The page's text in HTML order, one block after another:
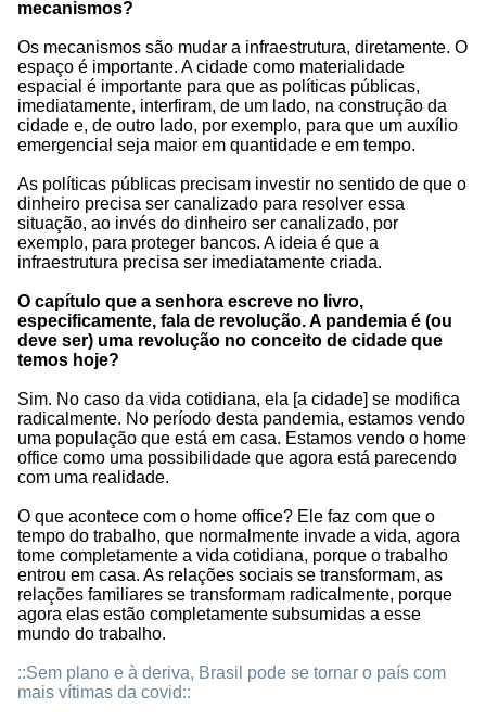
mecanismos?
Os mecanismos são mudar a infraestrutura, diretamente. O
espaço é importante. A cidade como materialidade
espacial é importante para que as políticas públicas,
imediatamente, interfiram, de um lado, na construção da
cidade e, de outro lado, por exemplo, para que um auxílio
emergencial seja maior em quantidade e em tempo.
As políticas públicas precisam investir no sentido de que o
dinheiro precisa ser canalizado para resolver essa
situação, ao invés do dinheiro ser canalizado, por
exemplo, para proteger bancos. A ideia é que a
infraestrutura precisa ser imediatamente criada.
O capítulo que a senhora escreve no livro,
especificamente, fala de revolução. A pandemia é (ou
deve ser) uma revolução no conceito de cidade que
temos hoje?
Sim. No caso da vida cotidiana, ela [a cidade] se modifica
radicalmente. No período desta pandemia, estamos vendo
uma população que está em casa. Estamos vendo o home
office como uma possibilidade que agora está parecendo
com uma realidade.
O que acontece com o home office? Ele faz com que o
tempo do trabalho, que normalmente invade a vida, agora
tome completamente a vida cotidiana, porque o trabalho
entrou em casa. As relações sociais se transformam, as
relações familiares se transformam radicalmente, porque
agora elas estão completamente subsumidas a esse
mundo do trabalho.
::Sem plano e à deriva, Brasil pode se tornar o país com
mais vítimas da covid::